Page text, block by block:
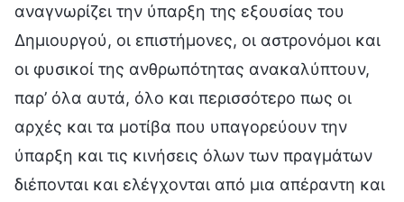
αναγνωρίζει την ύπαρξη της εξουσίας του
Δημιουργού, οι επιστήμονες, οι αστρονόμοι και
οι φυσικοί της ανθρωπότητας ανακαλύπτουν,
παρ’ όλα αυτά, όλο και περισσότερο πως οι
αρχές και τα μοτίβα που υπαγορεύουν την
ύπαρξη και τις κινήσεις όλων των πραγμάτων
διέπονται και ελέγχονται από μια απέραντη και